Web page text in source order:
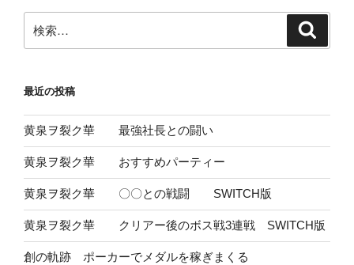
ン
索:
最近の投稿
黄泉ヲ裂ク華 最強社長との闘い
黄泉ヲ裂ク華 おすすめパーティー
黄泉ヲ裂ク華 〇〇との戦闘 SWITCH版
黄泉ヲ裂ク華 クリアー後のボス戦3連戦 SWITCH版
創の軌跡 ポーカーでメダルを稼ぎまくる